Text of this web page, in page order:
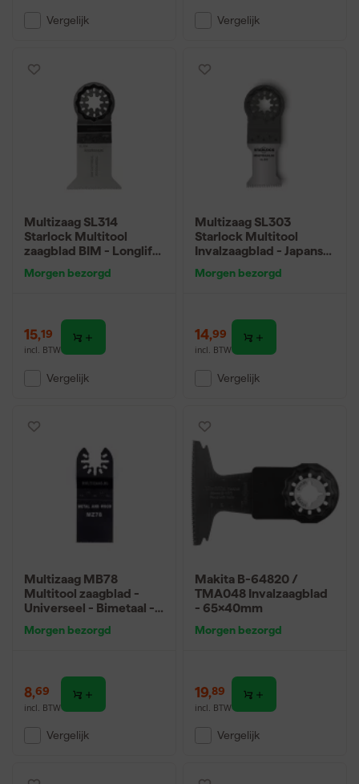
Vergelijk Vergelijk
Multizaag SL314
Starlock Multitool
zaagblad BIM - Longlife
Morgen bezorgd
15,19
incl. BTW
Vergelijk
Multizaag SL303
Starlock Multitool
Invalzaagblad - Japanse
Morgen bezorgd
14,99
incl. BTW
Vergelijk
Multizaag MB78
Multitool zaagblad -
Universeel - Bimetaal -
Morgen bezorgd
8,69
incl. BTW
Vergelijk
Makita B-64820 /
TMA048 Invalzaagblad
- 65x40mm
Morgen bezorgd
19,89
incl. BTW
Vergelijk